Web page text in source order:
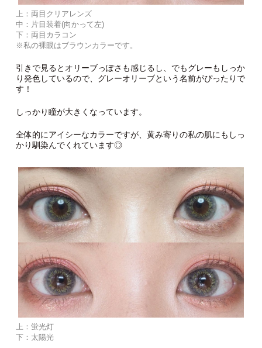
上：両目クリアレンズ
中：片目装着(向かって左)
下：両目カラコン
※私の裸眼はブラウンカラーです。
引きで見るとオリーブっぽさも感じるし、でもグレーもしっか
り発色しているので、グレーオリーブという名前がぴったりで
す！
しっかり瞳が大きくなっています。
全体的にアイシーなカラーですが、黄み寄りの私の肌にもしっ
かり馴染んでくれています◎
上：蛍光灯
下：太陽光